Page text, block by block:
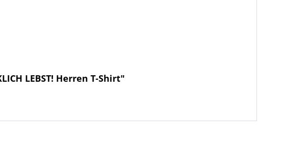
LEBST! Herren T-Shirt"